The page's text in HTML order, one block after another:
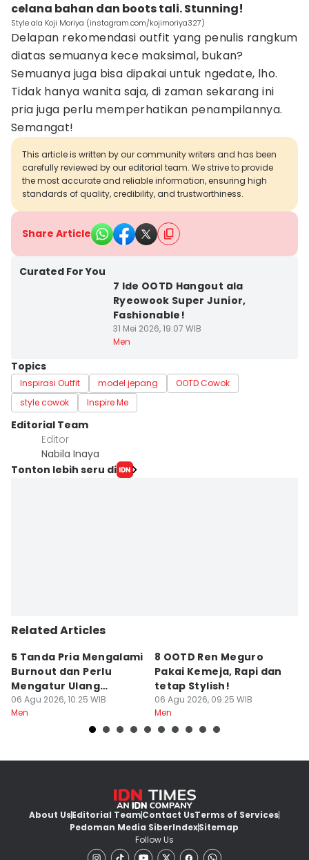
celana bahan dan boots tali. Stunning!
Style ala Koji Moriya (instagram.com/kojimoriya327)
Delapan rekomendasi outfit yang penulis rangkum
diatas semuanya kece maksimal, bukan?
Semuanya juga bisa dipakai untuk ngedate, lho.
Tidak hanya wanita saja, di zaman sekarang ini
pria juga perlu memperhatikan penampilannya.
Semangat!
This article is written by our community writers and has been
carefully reviewed by our editorial team. We strive to provide
the most accurate and reliable information, ensuring high
standards of quality, credibility, and trustworthiness.
Share Article
Curated For You
7 Ide OOTD Hangout ala
Ryeowook Super Junior,
Fashionable!
31 Mei 2026, 19:07 WIB
Men
Topics
Inspirasi Outfit model jepang
OOTD Cowok
style cowok
Inspire Me
Editorial Team
Editor
Nabila Inaya
Tonton lebih seru di
Related Articles
5 Tanda Pria Mengalami
Burnout dan Perlu
Mengatur Ulang
Rutinitas
06 Agu 2026, 10:25 WIB
Men
8 OOTD Ren Meguro
Pakai Kemeja, Rapi dan
tetap Stylish!
06 Agu 2026, 09:25 WIB
Men
About UsEditorial TeamContact UsTerms of Services
Pedoman Media SiberIndexSitemap
Follow Us